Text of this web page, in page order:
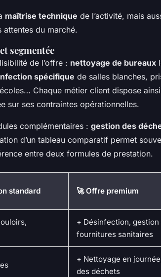
maîtrise technique de l’activité, mais
attentes du marché.
segmentée
de l’offre : nettoyage de bureaux
spécifique de salles blanches,
Chaque métier client dispose ainsi
sur ses contraintes opérationnelles.
complémentaires : gestion des
d’un tableau comparatif permet
entre deux formules de prestation.
standard 🚀 Offre premium
+ Désinfection, gestion
fournitures sanitaires
+ Nettoyage en
des déchets